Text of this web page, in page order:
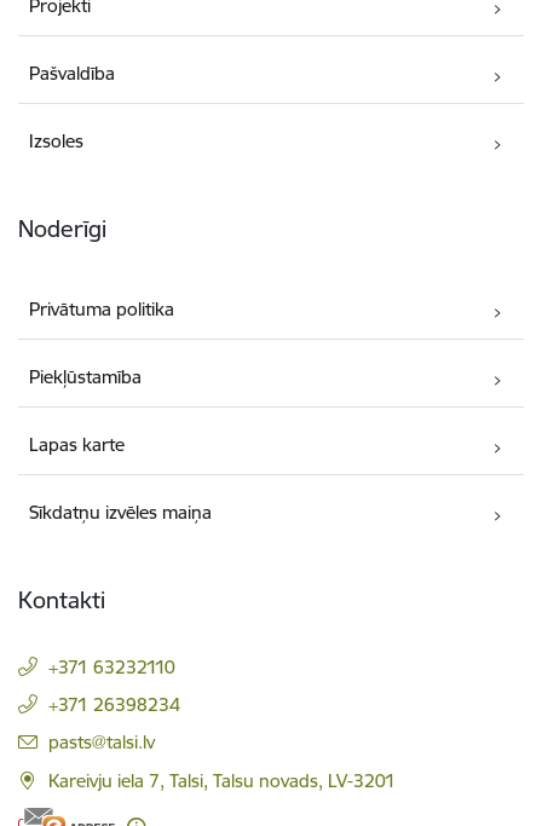
Projekti
Pašvaldība
Izsoles
Noderīgi
Privātuma politika
Piekļūstamība
Lapas karte
Sīkdatņu izvēles maiņa
Kontakti
+371 63232110
+371 26398234
E-pasts:
pasts@talsi.lv
Kareivju iela 7, Talsi, Talsu novads, LV-3201